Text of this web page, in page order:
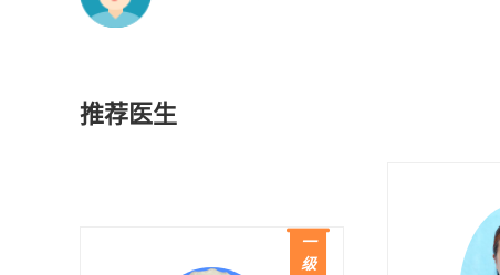
推荐医生
一
级